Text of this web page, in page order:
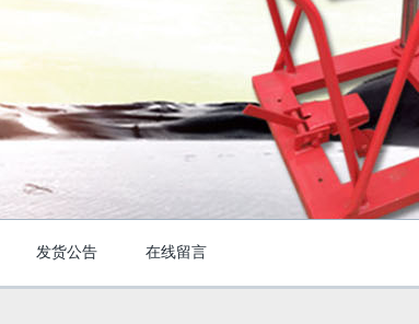
发货公告 在线留言